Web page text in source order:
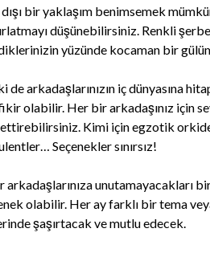
dışı bir yaklaşım benimsemek
düşünebilirsiniz. Renkli
yüzünde kocaman bir
de arkadaşlarınızın iç dünyasına
olabilir. Her bir arkadaşınız için
Kimi için egzotik
Seçenekler sınırsız!
arkadaşlarınıza unutamayacakları
olabilir. Her ay farklı bir tema
şaşırtacak ve mutlu edecek.